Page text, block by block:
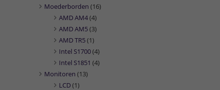
Moederborden (16)
AMD AM4(4)
AMD AM5(3)
AMD TR5(1)
Intel S1700(4)
Intel S1851 (4)
Monitoren (13)
LCD(1)